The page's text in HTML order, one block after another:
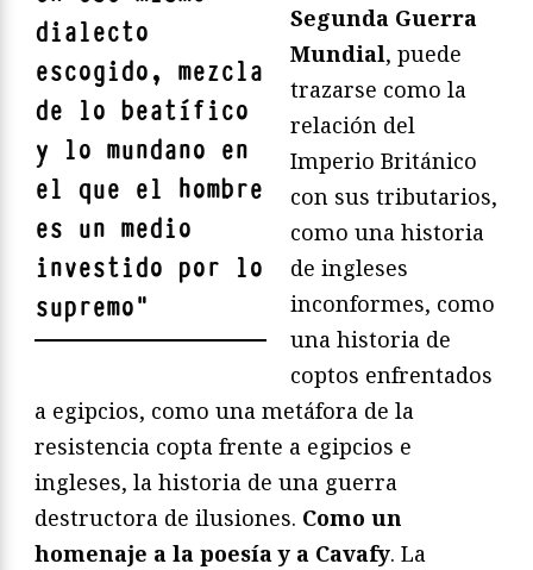
dialecto
escogido, mezcla
de lo beatífico
y lo mundano en
el que el hombre
es un medio
investido por lo
supremo"
Segunda Guerra
Mundial, puede
trazarse como la
relación del
Imperio Británico
con sus tributarios,
como una historia
de ingleses
inconformes, como
una historia de
coptos enfrentados
a egipcios, como una metáfora de la
resistencia copta frente a egipcios e
ingleses, la historia de una guerra
destructora de ilusiones. Como un
homenaje a la poesía y a Cavafy. La